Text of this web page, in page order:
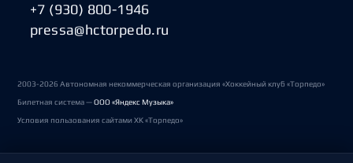
+7 (930) 800-1946
pressa@hctorpedo.ru
2003-2026 Автономная некоммерческая организация «Хоккейный клуб «Торпедо»
Билетная система —ООО «Яндекс Музыка»
Условия пользования сайтами ХК «Торпедо»